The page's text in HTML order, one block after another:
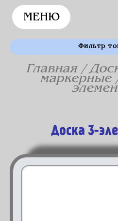
МЕНЮ
Фильтр
Главная/
маркерные/
Доска 3-